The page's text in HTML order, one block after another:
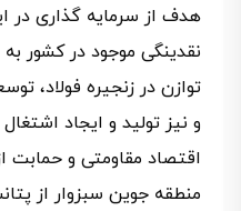
هدف از سرمایه گذاری در
نقدینگی موجود در کشور
توازن در زنجیره فولاد،
و نیز تولید و ایجاد
اقتصاد مقاومتی و حمابت
منطقه جوین سبزوار از